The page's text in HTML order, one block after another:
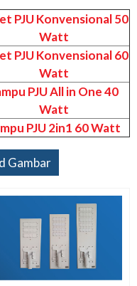
PJU Konvensional 50
Watt
PJU Konvensional 60
Watt
PJU All in One 40
Watt
PJU 2in1 60 Watt
Gambar